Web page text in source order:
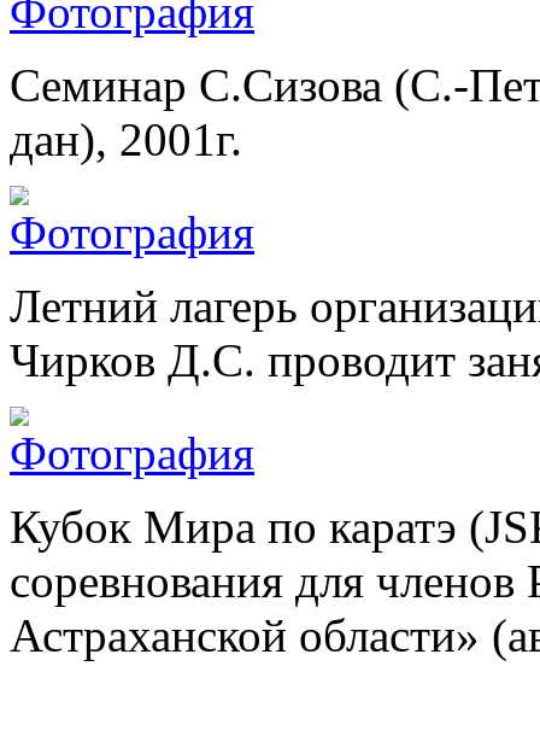
Семинар С.Сизова (С.-
дан), 2001г.
Летний лагерь
Чирков Д.С. проводит
Кубок Мира по каратэ
соревнования для
Астраханской области»